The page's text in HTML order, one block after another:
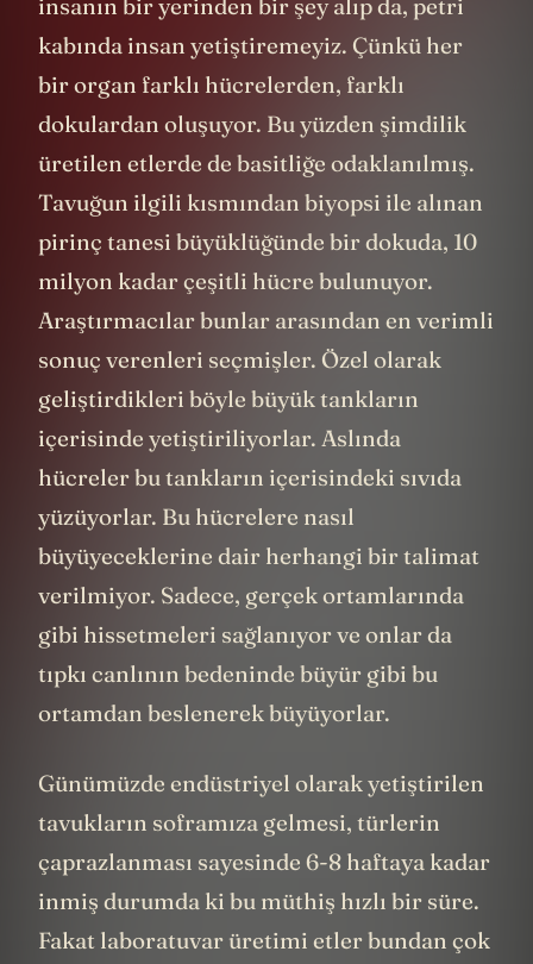
kabında insan yetiştiremeyiz. Çünkü her
bir organ farklı hücrelerden, farklı
dokulardan oluşuyor. Bu yüzden şimdilik
üretilen etlerde de basitliğe odaklanılmış.
Tavuğun ilgili kısmından biyopsi ile alınan
pirinç tanesi büyüklüğünde bir dokuda, 10
milyon kadar çeşitli hücre bulunuyor.
Araştırmacılar bunlar arasından en verimli
sonuç verenleri seçmişler. Özel olarak
geliştirdikleri böyle büyük tankların
içerisinde yetiştiriliyorlar. Aslında
hücreler bu tankların içerisindeki sıvıda
yüzüyorlar. Bu hücrelere nasıl
büyüyeceklerine dair herhangi bir talimat
verilmiyor. Sadece, gerçek ortamlarında
gibi hissetmeleri sağlanıyor ve onlar da
tıpkı canlının bedeninde büyür gibi bu
ortamdan beslenerek büyüyorlar.
Günümüzde endüstriyel olarak yetiştirilen
tavukların soframıza gelmesi, türlerin
çaprazlanması sayesinde 6-8 haftaya kadar
inmiş durumda ki bu müthiş hızlı bir süre.
Fakat laboratuvar üretimi etler bundan çok